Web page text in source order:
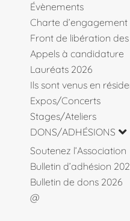
Évènements
Charte d’engagement
Front de libération des
Appels à candidature
Lauréats 2026
Ils sont venus en
Expos/Concerts
Stages/Ateliers
DONS/ADHÉSIONS
Soutenez l’Association
Bulletin d’adhésion
Bulletin de dons 2026
@